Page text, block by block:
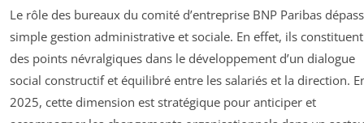
Le rôle des bureaux du comité d’entreprise BNP Paribas
simple gestion administrative et sociale. En effet, ils constituent
des points névralgiques dans le développement d’un dialogue
social constructif et équilibré entre les salariés et la direction.
2025, cette dimension est stratégique pour anticiper et